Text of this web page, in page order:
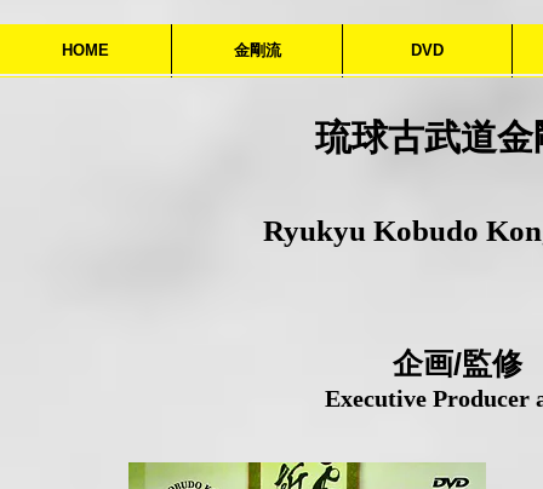
HOME 金剛流 DVD
琉球古武道
Ryukyu Kobudo
企画/監
​Executive Producer